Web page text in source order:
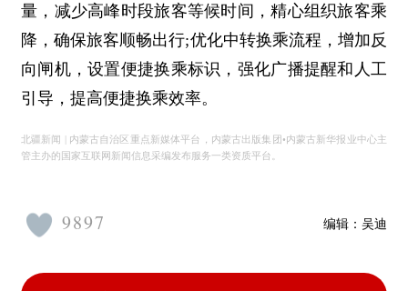
量，减少高峰时段旅客等候时间，精心组织旅客乘
降，确保旅客顺畅出行;优化中转换乘流程，增加反
向闸机，设置便捷换乘标识，强化广播提醒和人工
引导，提高便捷换乘效率。
北疆新闻 | 内蒙古自治区重点新媒体平台，内蒙古出版集团•内蒙古新华报业中心主
管主办的国家互联网新闻信息采编发布服务一类资质平台。
编辑： 吴迪
9897